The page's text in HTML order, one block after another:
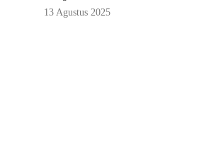
13 Agustus 2025